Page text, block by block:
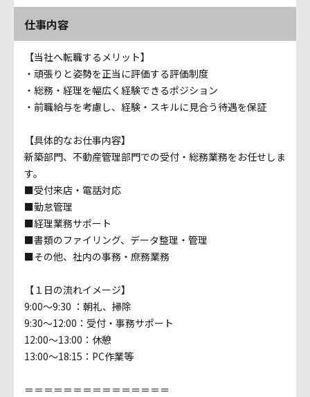
仕事内容
【当社へ転職するメリット】
・頑張りと姿勢を正当に評価する評価制度
・総務・経理を幅広く経験できるポジション
・前職給与を考慮し、経験・スキルに見合う待遇を保証
【具体的なお仕事内容】
新築部門、不動産管理部門での受付・総務業務をお任せしま
す。
■受付来店・電話対応
■勤怠管理
■経理業務サポート
■書類のファイリング、データ整理・管理
■その他、社内の事務・庶務業務
【１日の流れイメージ】
9:00～9:30 ：朝礼、掃除
9:30～12:00：受付・事務サポート
12:00～13:00：休憩
13:00～18:15：PC作業等
＝＝＝＝＝＝＝＝＝＝＝＝＝＝＝